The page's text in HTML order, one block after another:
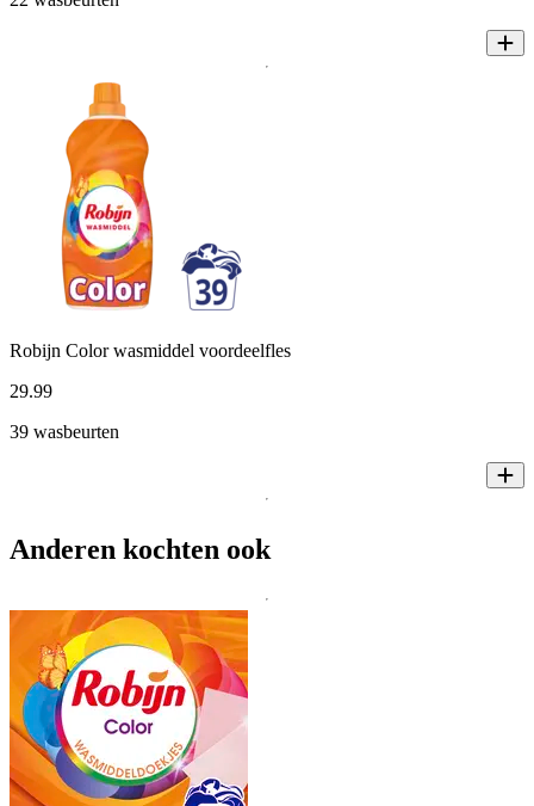
Robijn Color wasmiddel voordeelfles
29.99
39 wasbeurten
Anderen kochten ook